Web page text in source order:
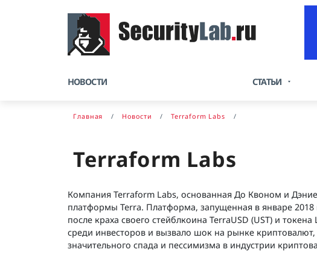
НОВОСТИ СТАТЬИ
Главная Новости Terraform Labs
Terraform Labs
Компания Terraform Labs, основанная До Квоном и
платформы Terra. Платформа, запущенная в январе
после краха своего стейблкоина TerraUSD (UST) и
среди инвесторов и вызвало шок на рынке
значительного спада и пессимизма в индустрии